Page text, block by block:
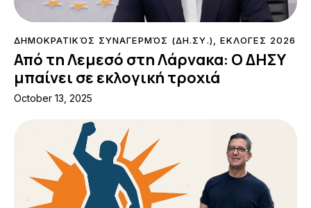
ΔΗΜΟΚΡΑΤΙΚΌΣ ΣΥΝΑΓΕΡΜΌΣ (ΔΗ.ΣΥ.) ΕΚΛΟΓΕΣ 2026
Από τη Λεμεσό στη Λάρνακα: Ο ΔΗΣΥ
μπαίνει σε εκλογική τροχιά
October 13, 2025